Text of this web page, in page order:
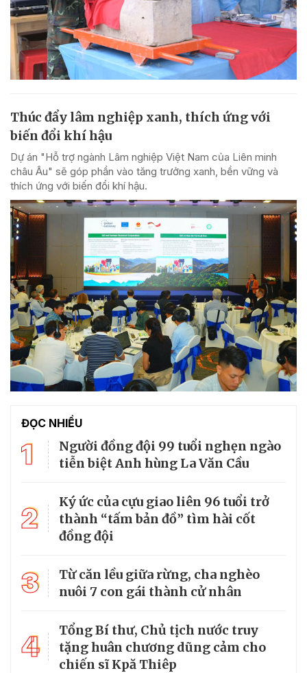
Thúc đẩy lâm nghiệp xanh, thích ứng với
biến đổi khí hậu
Dự án "Hỗ trợ ngành Lâm nghiệp Việt Nam của Liên minh
châu Âu" sẽ góp phần vào tăng trưởng xanh, bền vững và
thích ứng với biến đổi khí hậu.
ĐỌC NHIỀU
1
Người đồng đội 99 tuổi nghẹn ngào
tiễn biệt Anh hùng La Văn Cầu
2
Ký ức của cựu giao liên 96 tuổi trở
thành “tấm bản đồ” tìm hài cốt
đồng đội
3
Từ căn lều giữa rừng, cha nghèo
nuôi 7 con gái thành cử nhân
4
Tổng Bí thư, Chủ tịch nước truy
tặng huân chương dũng cảm cho
chiến sĩ Kpă Thiêp